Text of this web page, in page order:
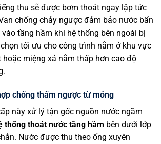
thu sẽ được bơm thoát ngay lập tức
chống chảy ngược đảm bảo nước bẩn
tầng hầm khi hệ thống bên ngoài bị
tối ưu cho công trình nằm ở khu vực
miệng xả nằm thấp hơn cao độ
chống thấm ngược từ móng
này xử lý tận gốc nguồn nước ngầm
thống thoát nước tầng hầm bên dưới lớp
Nước được thu theo ống xuyên